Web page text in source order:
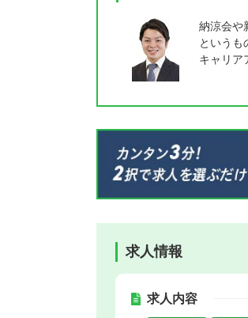
納涼会や
というも
キャリ
求人情報
求人内容